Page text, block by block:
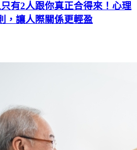
有2人跟你真正合得來！心理
，讓人際關係更輕盈